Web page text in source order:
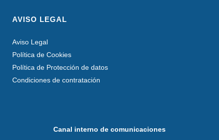
AVISO LEGAL
Aviso Legal
Política de Cookies
Política de Protección de datos
Condiciones de contratación
Canal interno de comunicaciones